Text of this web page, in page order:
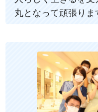
丸となって頑張りま